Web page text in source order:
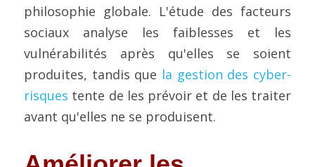
philosophie globale. L'étude des facteurs
sociaux analyse les faiblesses et les
vulnérabilités après qu'elles se soient
produites, tandis que la gestion des cyber-
risques tente de les prévoir et de les traiter
avant qu'elles ne se produisent.